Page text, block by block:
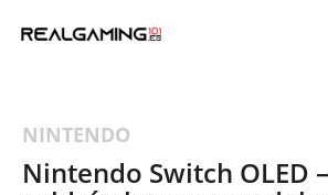
NINTENDO
Nintendo Switch OLED